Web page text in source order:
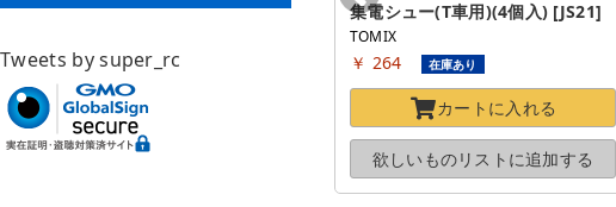
Tweets by super_rc
集電シュー(T車用)(4個入) [JS21]
TOMIX
￥ 264 在庫あり
カートに入れる
欲しいものリストに追加する